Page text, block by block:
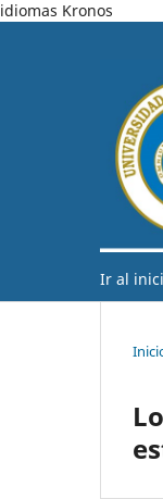
idiomas Kronos
Ir al